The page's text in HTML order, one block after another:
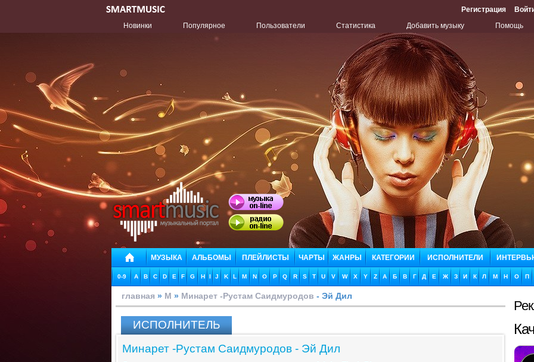
Регистрация
Новинки
Популярное Пользователи Статистика Добавить музыку Помощь
МУЗЫКА АЛЬБОМЫ ПЛЕЙЛИСТЫ ЧАРТЫ ЖАНРЫ КАТЕГОРИИ ИСПОЛНИТЕЛИ
0-9 A B C D E F G H I J K L M N O P Q R S T U V W X Y Z А Б В Г Д Е Ж З И К Л М Н О П
главная » М » Минарет -Рустам Саидмуродов - Эй Дил
ИСПОЛНИТЕЛЬ
Минарет -Рустам Саидмуродов - Эй Дил